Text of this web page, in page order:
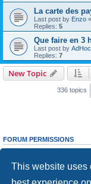
This website uses
La carte des
Last post by Enzo «
Replies: 5
Que faire en 3
Last post by AdHoc
Replies: 7
New Topic
336 topics
FORUM PERMISSIONS
Youcannotpost new topics
cannotedit your posts in